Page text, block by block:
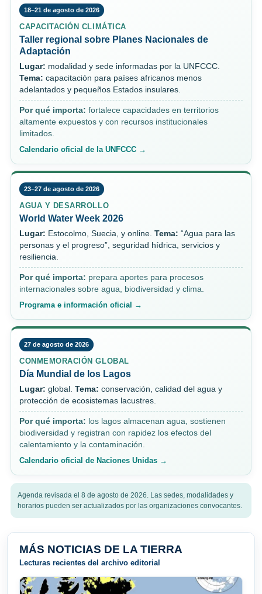
18–21 de agosto de 2026
CAPACITACIÓN CLIMÁTICA
Taller regional sobre Planes Nacionales de
Adaptación
Lugar: modalidad y sede informadas por la UNFCCC.
Tema: capacitación para países africanos menos
adelantados y pequeños Estados insulares.
Por qué importa: fortalece capacidades en territorios
altamente expuestos y con recursos institucionales
limitados.
Calendario oficial de la UNFCCC →
23–27 de agosto de 2026
AGUA Y DESARROLLO
World Water Week 2026
Lugar: Estocolmo, Suecia, y online. Tema: “Agua para las
personas y el progreso”, seguridad hídrica, servicios y
resiliencia.
Por qué importa: prepara aportes para procesos
internacionales sobre agua, biodiversidad y clima.
Programa e información oficial →
27 de agosto de 2026
CONMEMORACIÓN GLOBAL
Día Mundial de los Lagos
Lugar: global. Tema: conservación, calidad del agua y
protección de ecosistemas lacustres.
Por qué importa: los lagos almacenan agua, sostienen
biodiversidad y registran con rapidez los efectos del
calentamiento y la contaminación.
Calendario oficial de Naciones Unidas →
Agenda revisada el 8 de agosto de 2026. Las sedes, modalidades y
horarios pueden ser actualizados por las organizaciones convocantes.
MÁS NOTICIAS DE LA TIERRA
Lecturas recientes del archivo editorial